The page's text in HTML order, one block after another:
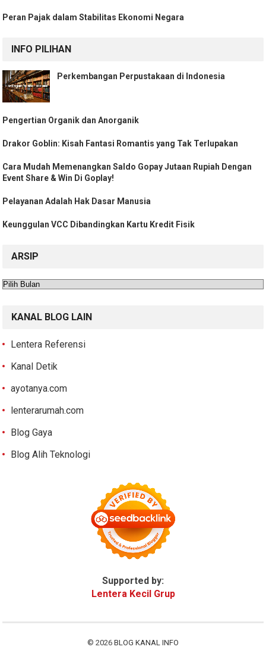
Peran Pajak dalam Stabilitas Ekonomi Negara
INFO PILIHAN
Perkembangan Perpustakaan di Indonesia
Pengertian Organik dan Anorganik
Drakor Goblin: Kisah Fantasi Romantis yang Tak Terlupakan
Cara Mudah Memenangkan Saldo Gopay Jutaan Rupiah Dengan
Event Share & Win Di Goplay!
Pelayanan Adalah Hak Dasar Manusia
Keunggulan VCC Dibandingkan Kartu Kredit Fisik
ARSIP
Arsip
KANAL BLOG LAIN
Lentera Referensi
Kanal Detik
ayotanya.com
lenterarumah.com
Blog Gaya
Blog Alih Teknologi
Supported by:
Lentera Kecil Grup
© 2026 BLOG KANAL INFO